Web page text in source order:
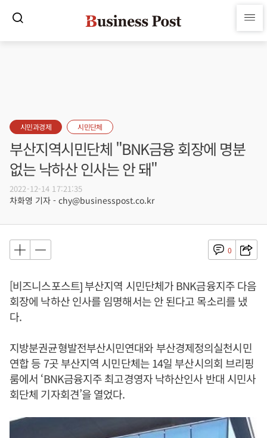
시민과경제 시민단체
부산지역시민단체 "BNK금융 회장에 명분
없는 낙하산 인사는 안 돼"
2022-12-14 17:21:35
차화영 기자 - chy@businesspost.co.kr
0
[비즈니스포스트] 부산지역 시민단체가 BNK금융지주 다음
회장에 낙하산 인사를 임명해서는 안 된다고 목소리를 냈
다.
지방분권균형발전부산시민연대와 부산경제정의실천시민
연합 등 7곳 부산지역 시민단체는 14일 부산시의회 브리핑
룸에서 ‘BNK금융지주 최고경영자 낙하산인사 반대 시민사
회단체 기자회견’을 열었다.